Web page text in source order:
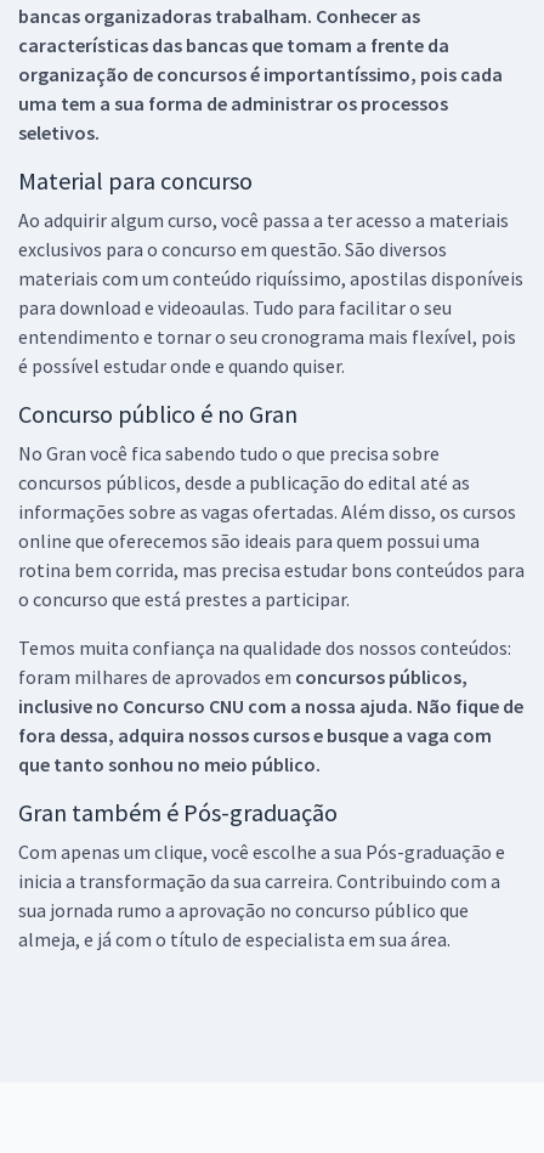
bancas organizadoras trabalham. Conhecer as
características das bancas que tomam a frente da
organização de concursos é importantíssimo, pois cada
uma tem a sua forma de administrar os processos
seletivos.
Material para concurso
Ao adquirir algum curso, você passa a ter acesso a materiais
exclusivos para o concurso em questão. São diversos
materiais com um conteúdo riquíssimo, apostilas disponíveis
para download e videoaulas. Tudo para facilitar o seu
entendimento e tornar o seu cronograma mais flexível, pois
é possível estudar onde e quando quiser.
Concurso público é no Gran
No Gran você fica sabendo tudo o que precisa sobre
concursos públicos, desde a publicação do edital até as
informações sobre as vagas ofertadas. Além disso, os cursos
online que oferecemos são ideais para quem possui uma
rotina bem corrida, mas precisa estudar bons conteúdos para
o concurso que está prestes a participar.
Temos muita confiança na qualidade dos nossos conteúdos:
foram milhares de aprovados em concursos públicos,
inclusive no Concurso CNU com a nossa ajuda. Não fique de
fora dessa, adquira nossos cursos e busque a vaga com
que tanto sonhou no meio público.
Gran também é Pós-graduação
Com apenas um clique, você escolhe a sua Pós-graduação e
inicia a transformação da sua carreira. Contribuindo com a
sua jornada rumo a aprovação no concurso público que
almeja, e já com o título de especialista em sua área.